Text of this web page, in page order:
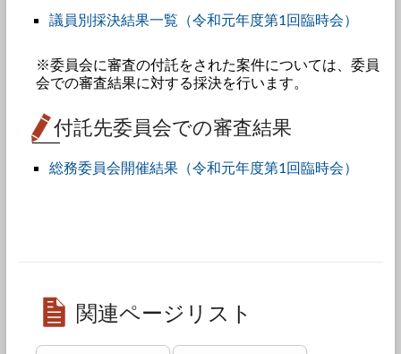
議員別採決結果一覧（令和元年度第1回臨時会）
※委員会に審査の付託をされた案件については、委員
会での審査結果に対する採決を行います。
付託先委員会での審査結果
総務委員会開催結果（令和元年度第1回臨時会）
関連ページリスト